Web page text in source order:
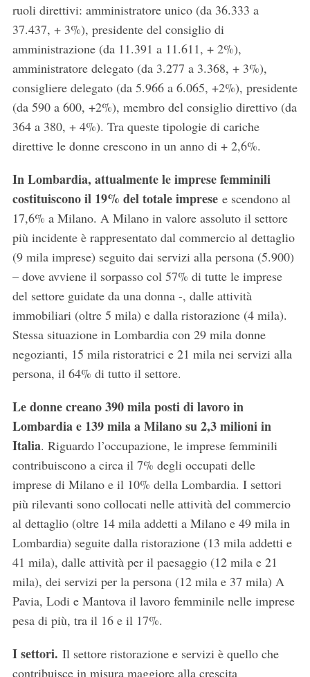
ruoli direttivi: amministratore unico (da 36.333 a
37.437, + 3%), presidente del consiglio di
amministrazione (da 11.391 a 11.611, + 2%),
amministratore delegato (da 3.277 a 3.368, + 3%),
consigliere delegato (da 5.966 a 6.065, +2%), presidente
(da 590 a 600, +2%), membro del consiglio direttivo (da
364 a 380, + 4%). Tra queste tipologie di cariche
direttive le donne crescono in un anno di + 2,6%.
In Lombardia, attualmente le imprese femminili
costituiscono il 19% del totale impresee scendono al
17,6% a Milano. A Milano in valore assoluto il settore
più incidente è rappresentato dal commercio al dettaglio
(9 mila imprese) seguito dai servizi alla persona (5.900)
– dove avviene il sorpasso col 57% di tutte le imprese
del settore guidate da una donna -, dalle attività
immobiliari (oltre 5 mila) e dalla ristorazione (4 mila).
Stessa situazione in Lombardia con 29 mila donne
negozianti, 15 mila ristoratrici e 21 mila nei servizi alla
persona, il 64% di tutto il settore.
Le donne creano 390 mila posti di lavoro in
Lombardia e 139 mila a Milano su 2,3 milioni in
Italia. Riguardo l’occupazione, le imprese femminili
contribuiscono a circa il 7% degli occupati delle
imprese di Milano e il 10% della Lombardia. I settori
più rilevanti sono collocati nelle attività del commercio
al dettaglio (oltre 14 mila addetti a Milano e 49 mila in
Lombardia) seguite dalla ristorazione (13 mila addetti e
41 mila), dalle attività per il paesaggio (12 mila e 21
mila), dei servizi per la persona (12 mila e 37 mila) A
Pavia, Lodi e Mantova il lavoro femminile nelle imprese
pesa di più, tra il 16 e il 17%.
I settori. Il settore ristorazione e servizi è quello che
contribuisce in misura maggiore alla crescita